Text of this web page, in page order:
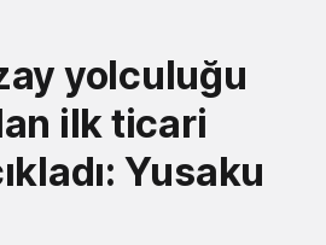
yolculuğu
ilk ticari
Yusaku